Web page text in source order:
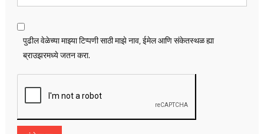
पुढील वेळेच्या माझ्या टिप्पणी साठी माझे नाव, ईमेल आणि संकेतस्थळ ह्या
ब्राउझरमध्ये जतन करा.